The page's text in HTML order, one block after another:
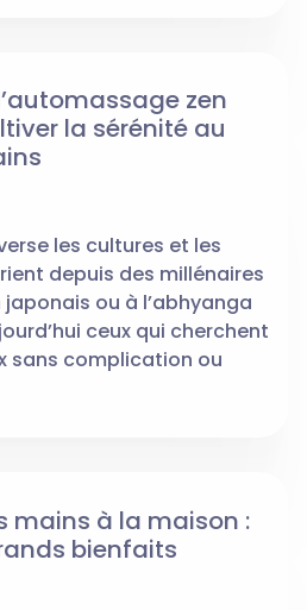
zen
la sérénité au
les cultures et les
depuis des millénaires
ou à l’abhyanga
ceux qui cherchent
sans complication ou
mains à la maison :
bienfaits